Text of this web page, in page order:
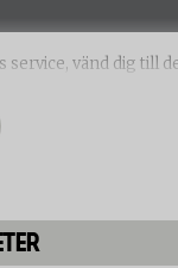
vänd dig till
måste du
PTS kan inte
fraktföretag